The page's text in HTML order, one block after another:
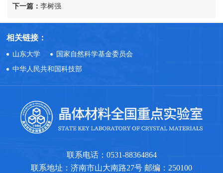
下一篇： 李树强
相关链接：
山东大学
国家自然科学基金委员会
中华人民共和国科技部
联系电话：0531-88364864
联系地址：济南市山大南路27号 邮编：250100